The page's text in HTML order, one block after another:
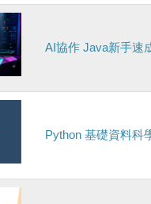
AI協作 Java新手速
Python 基礎資料科